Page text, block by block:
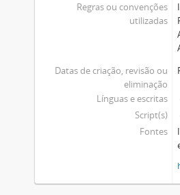
Regras ou convenções
utilizadas
Datas de criação, revisão ou
eliminação
Línguas e escritas
Script(s)
Fontes